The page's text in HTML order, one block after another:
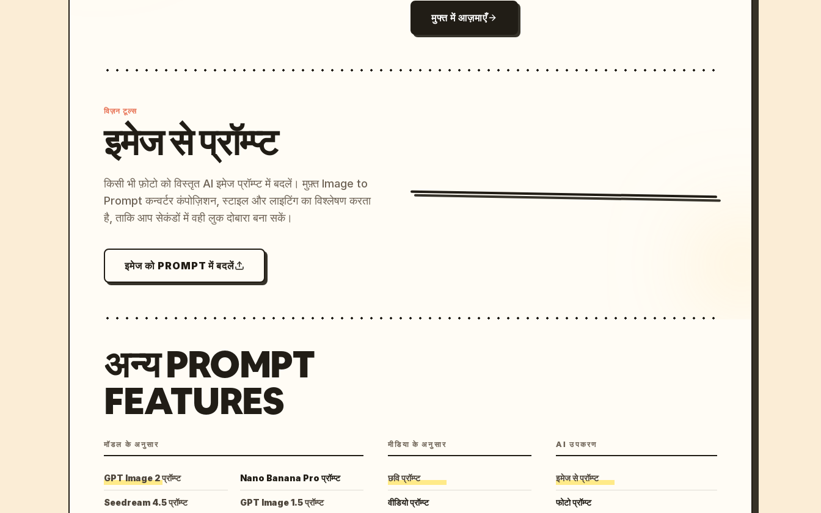
मुफ्त में आज़माएँ
विज़न टूल्स
इमेज से प्रॉम्प्ट
किसी भी फ़ोटो को विस्तृत AI इमेज प्रॉम्प्ट में बदलें। मुफ़्त Image to
Prompt कन्वर्टर कंपोज़िशन, स्टाइल और लाइटिंग का विश्लेषण करता
है, ताकि आप सेकंडों में वही लुक दोबारा बना सकें।
इमेज को PROMPT में बदलें
अन्य PROMPT
FEATURES
मॉडल के अनुसार
GPT Image 2 प्रॉम्प्ट Nano Banana Pro प्रॉम्प्ट
Seedream 4.5 प्रॉम्प्ट GPT Image 1.5 प्रॉम्प्ट
मीडिया के अनुसार
छवि प्रॉम्प्ट
वीडियो प्रॉम्प्ट
AI उपकरण
इमेज से प्रॉम्प्ट
फोटो प्रॉम्प्ट